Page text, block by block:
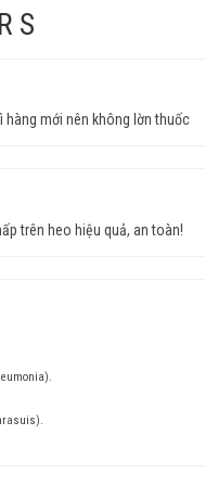
S
hàng mới nên không lờn thuốc
trên heo hiệu quả, an toàn!